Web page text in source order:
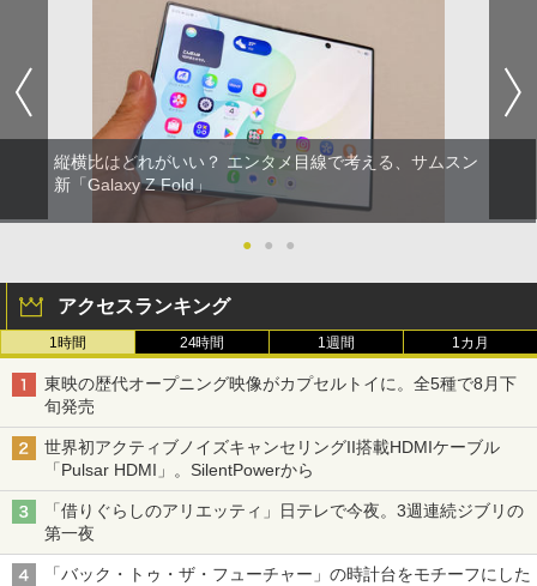
縦横比はどれがいい？ エンタメ目線で考える、サムスン
新「Galaxy Z Fold」
● ● ●
アクセスランキング
1時間 24時間 1週間 1カ月
東映の歴代オープニング映像がカプセルトイに。全5種で8月下
旬発売
世界初アクティブノイズキャンセリングII搭載HDMIケーブル
「Pulsar HDMI」。SilentPowerから
「借りぐらしのアリエッティ」日テレで今夜。3週連続ジブリの
第一夜
「バック・トゥ・ザ・フューチャー」の時計台をモチーフにした